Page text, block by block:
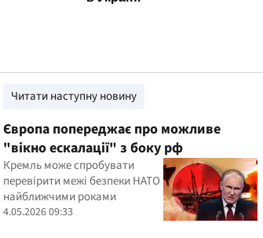
Читати наступну новину
Європа попереджає про можливе
"вікно ескалації" з боку рф
Кремль може спробувати
перевірити межі безпеки НАТО
найближчими роками
4.05.2026 09:33